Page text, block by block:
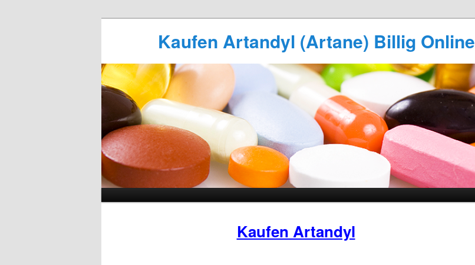
Kaufen Artandyl (Artane) Billig Online
Kaufen Artandyl